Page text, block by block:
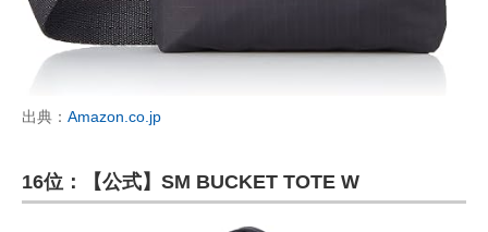
出典： Amazon.co.jp
16位：【公式】SM BUCKET TOTE W